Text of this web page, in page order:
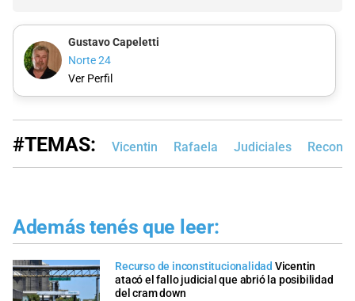
Gustavo Capeletti
Norte 24
Ver Perfil
#TEMAS: Vicentin Rafaela Judiciales
Además tenés que leer:
Recurso de inconstitucionalidad Vicentin
atacó el fallo judicial que abrió la posibilidad
del cram down